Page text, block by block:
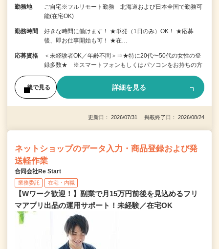
勤務地
ご自宅※フルリモート勤務 北海道および日本全国で勤務可
能(在宅OK)
勤務時間
好きな時間に働けます！ ★単発（1日のみ）OK！ ★応募
後、即お仕事開始も可！ ★在…
応募資格
＜未経験者OK／年齢不問＞⇒★特に20代〜50代の女性の登
録多数★ ※スマートフォンもしくはパソコンをお持ちの方
後で見る 詳細を見る
更新日： 2026/07/31 掲載終了日： 2026/08/24
ネットショップのデータ入力・商品登録および発
送軽作業
合同会社Re Start
業務委託 在宅・内職
【Wワーク歓迎！】副業で月15万円前後を見込めるフリ
マアプリ出品の運用サポート！未経験／在宅OK